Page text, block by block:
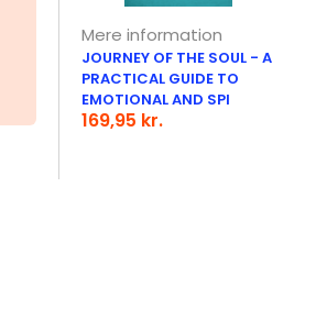
Mere information
JOURNEY OF THE SOUL - A
PRACTICAL GUIDE TO
EMOTIONAL AND SPI
169,95 kr.